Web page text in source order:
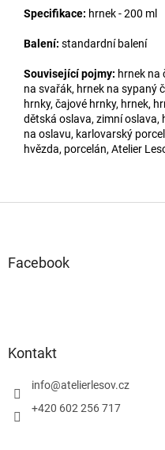
Specifikace: hrnek - 200 ml
Balení: standardní balení
Související pojmy: hrnek na
na svařák, hrnek na sypaný
hrnky, čajové hrnky, hrnek,
dětská oslava, zimní oslava,
na oslavu, karlovarský
hvězda, porcelán, Atelier
Facebook
Kontakt
info@atelierlesov.cz
+420 602 256 717